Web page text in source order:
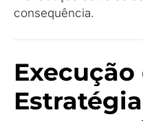
consequência.
Estratégia